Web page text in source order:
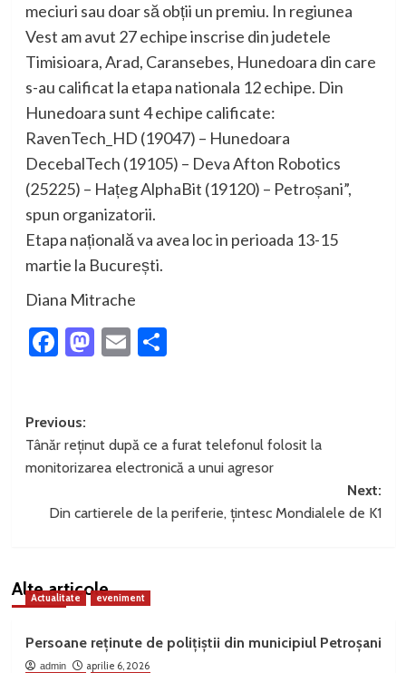
meciuri sau doar să obții un premiu. In regiunea
Vest am avut 27 echipe inscrise din judetele
Timisioara, Arad, Caransebes, Hunedoara din care
s-au calificat la etapa nationala 12 echipe. Din
Hunedoara sunt 4 echipe calificate:
RavenTech_HD (19047) – Hunedoara
DecebalTech (19105) – Deva Afton Robotics
(25225) – Hațeg AlphaBit (19120) – Petroșani”,
spun organizatorii.
Etapa națională va avea loc in perioada 13-15
martie la București.
Diana Mitrache
Facebook
Mastodon
EmailPartajează
Post
navigation
Previous:
Tânăr reținut după ce a furat telefonul folosit la
monitorizarea electronică a unui agresor
Next:
Din cartierele de la periferie, țintesc Mondialele de K1
Alte articole
Actualitate eveniment
Persoane reținute de polițiștii din municipiul Petroșani
admin
aprilie 6, 2026